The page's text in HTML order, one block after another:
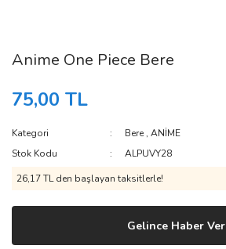
Anime One Piece Bere
75,00 TL
Kategori Bere ,ANİME
Stok Kodu
ALPUVY28
26,17 TL den başlayan taksitlerle!
Gelince Haber Ver